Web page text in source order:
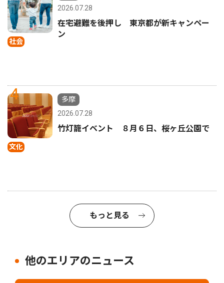
社会
2026.07.28
在宅避難を後押し 東京都が新キャンペー
ン
4
文化
多摩
2026.07.28
竹灯籠イベント ８月６日、桜ヶ丘公園で
もっと見る
他のエリアのニュース